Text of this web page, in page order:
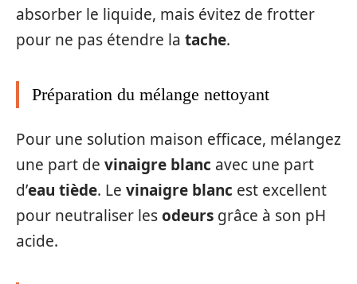
absorber le liquide, mais évitez de frotter
pour ne pas étendre la tache.
Préparation du mélange nettoyant
Pour une solution maison efficace, mélangez
une part de vinaigre blanc avec une part
d’eau tiède. Le vinaigre blanc est excellent
pour neutraliser lesodeurs grâce à son pH
acide.